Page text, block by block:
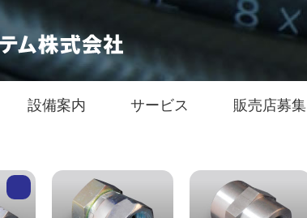
設備案内 サービス 販売店募集